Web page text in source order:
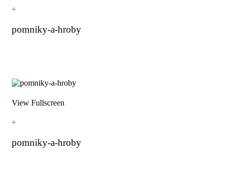
pomniky-a-hroby
View Fullscreen
pomniky-a-hroby